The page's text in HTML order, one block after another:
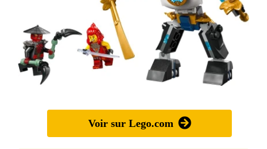
Voir sur Lego.com